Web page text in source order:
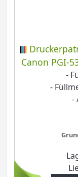
Canon PGI-
-
-
-